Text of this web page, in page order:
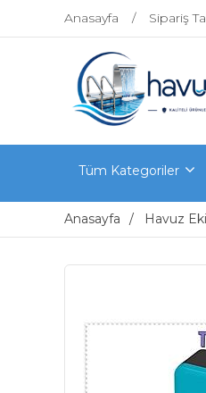
Anasayfa Sipariş
Tüm Kategoriler
Anasayfa Havuz